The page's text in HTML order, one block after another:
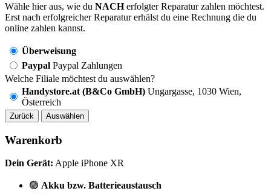
Wähle hier aus, wie du NACHerfolgter Reparatur zahlen möchtest.
Erst nach erfolgreicher Reparatur erhälst du eine Rechnung die du
online zahlen kannst.
Überweisung
Paypal Paypal Zahlungen
Welche Filiale möchtest du auswählen?
Handystore.at (B&Co GmbH) Ungargasse, 1030 Wien,
Österreich
Zurück Auswählen
Warenkorb
Dein Gerät: Apple iPhone XR
🟢 Akku bzw. Batterieaustausch